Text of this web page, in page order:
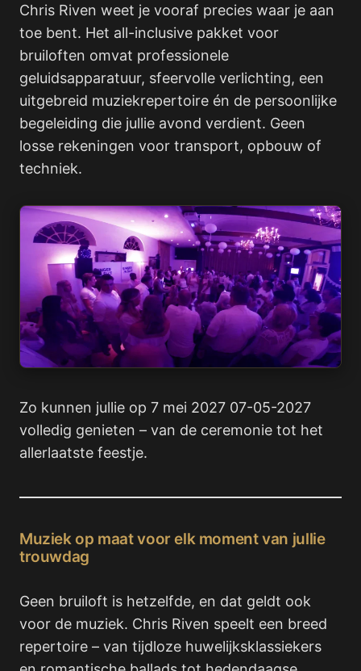
Chris Riven weet je vooraf precies waar je aan
toe bent. Het all-inclusive pakket voor
bruiloften omvat professionele
geluidsapparatuur, sfeervolle verlichting, een
uitgebreid muziekrepertoire én de persoonlijke
begeleiding die jullie avond verdient. Geen
losse rekeningen voor transport, opbouw of
techniek.
Zo kunnen jullie op 7 mei 2027 07-05-2027
volledig genieten – van de ceremonie tot het
allerlaatste feestje.
Muziek op maat voor elk moment van jullie
trouwdag
Geen bruiloft is hetzelfde, en dat geldt ook
voor de muziek. Chris Riven speelt een breed
repertoire – van tijdloze huwelijksklassiekers